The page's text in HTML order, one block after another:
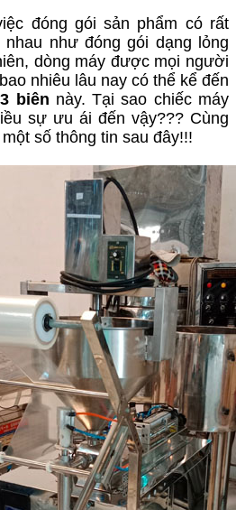
đóng gói sản phẩm có rất
nhau như đóng gói dạng lỏng
dòng máy được mọi người
nhiêu lâu nay có thể kể đến
biên này. Tại sao chiếc máy
sự ưu ái đến vậy??? Cùng
số thông tin sau đây!!!